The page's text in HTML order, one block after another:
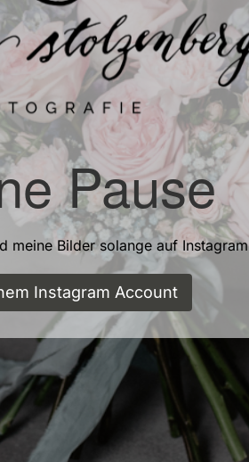
Pause
meine Bilder solange auf Instagram
Instagram Account